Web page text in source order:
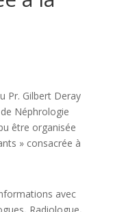
Pr. Gilbert Deray
Néphrologie
être organisée
» consacrée à
avec